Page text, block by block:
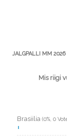
JALGPALLI MM 2026
Mis riigi
Brasiilia (0%, 0